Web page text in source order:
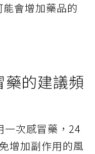
會增加藥品的
藥的建議頻
一次感冒藥，24
增加副作用的風